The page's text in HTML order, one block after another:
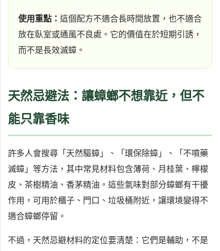
使用重點： 這個配方不適合長時間放置，也不適合
放在臥室或通風不良處。它的價值在於短期引誘，
而不是長效滅蟑。
天然忌避法：讓蟑螂不想靠近，但不
能只靠香味
許多人會搜尋「天然驅蟑」、「環保除蟑」、「不噴藥
滅蟑」等方法，其中常見材料包含薄荷、月桂葉、檸檬
皮、茶樹精油、香茅精油。這些氣味對部分蟑螂有干擾
作用，可用於櫃子、門口、垃圾桶附近，讓環境變得不
適合蟑螂停留。
不過，天然忌避材料的定位要清楚：它們是輔助，不是